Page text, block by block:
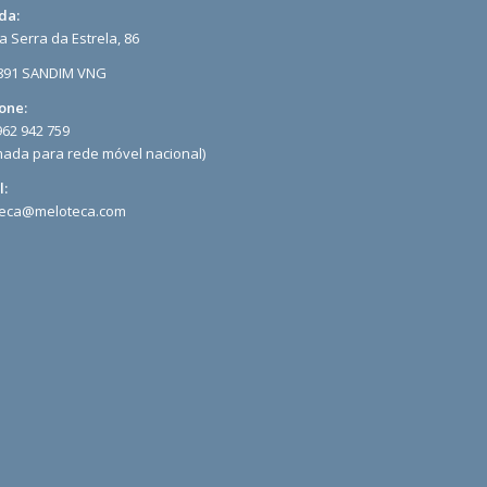
Serra da Estrela, 86
SANDIM VNG
942 759
para rede móvel nacional)